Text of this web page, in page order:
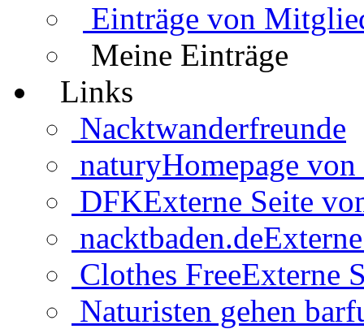
Einträge von
Meine Einträge
Links
Nacktwanderfreunde
naturyHomepage
DFKExterne Seite
nacktbaden.de
Clothes FreeExterne
Naturisten gehen